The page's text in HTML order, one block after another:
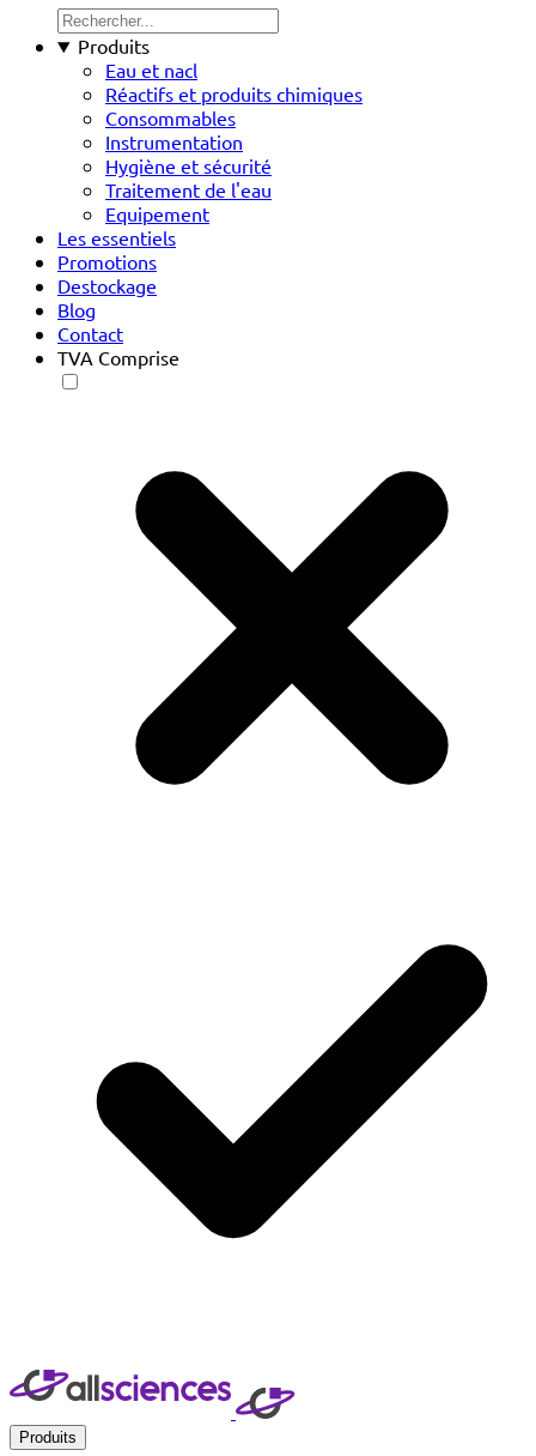
Produits
Eau et nacl
Réactifs et produits chimiques
Consommables
Instrumentation
Hygiène et sécurité
Traitement de l'eau
Equipement
Les essentiels
Promotions
Destockage
Blog
Contact
TVA Comprise
Produits